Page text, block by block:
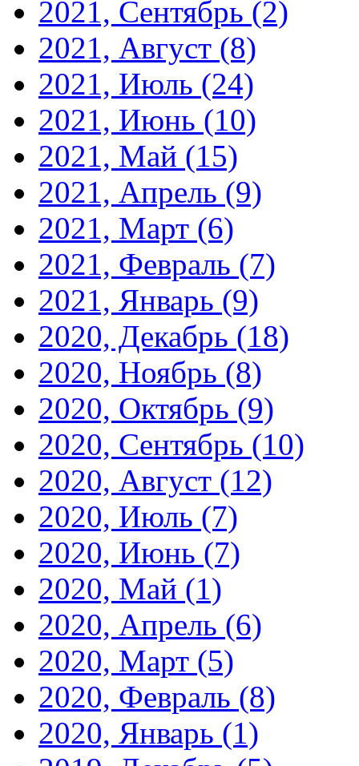
2021, Сентябрь (2)
2021, Август (8)
2021, Июль (24)
2021, Июнь (10)
2021, Май (15)
2021, Апрель (9)
2021, Март (6)
2021, Февраль (7)
2021, Январь (9)
2020, Декабрь (18)
2020, Ноябрь (8)
2020, Октябрь (9)
2020, Сентябрь (10)
2020, Август (12)
2020, Июль (7)
2020, Июнь (7)
2020, Май (1)
2020, Апрель (6)
2020, Март (5)
2020, Февраль (8)
2020, Январь (1)